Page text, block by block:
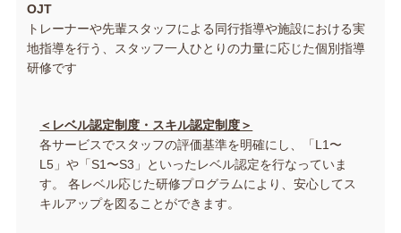
OJT
トレーナーや先輩スタッフによる同行指導や施設における実
地指導を行う、スタッフ一人ひとりの力量に応じた個別指導
研修です
＜レベル認定制度・スキル認定制度＞
各サービスでスタッフの評価基準を明確にし、「L1〜
L5」や「S1〜S3」といったレベル認定を行なっていま
す。 各レベル応じた研修プログラムにより、安心してス
キルアップを図ることができます。